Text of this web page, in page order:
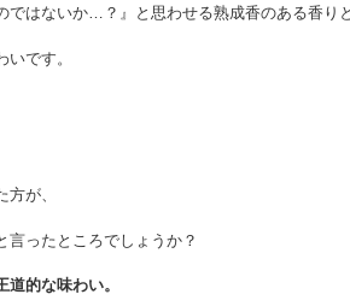
ではないか…？』と思わせる熟成香のある香りと
です。
が、
言ったところでしょうか？
的な味わい。